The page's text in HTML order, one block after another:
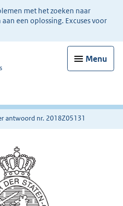
met het zoeken naar
een oplossing. Excuses voor
Menu
antwoord nr. 2018Z05131